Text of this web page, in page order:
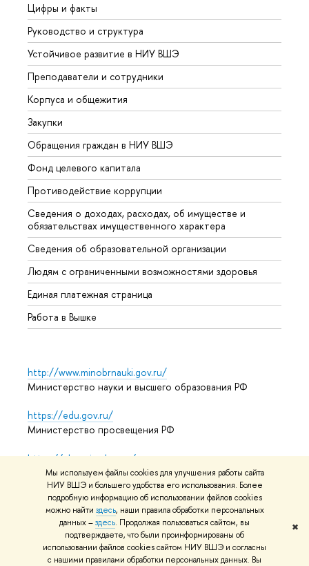
Мы используем файлы cookies для улучшения работы сайта
НИУ ВШЭ и большего удобства его использования. Более
подробную информацию об использовании файлов cookies
можно найти здесь, наши правила обработки персональных
данных –здесь. Продолжая пользоваться сайтом, вы
подтверждаете, что были проинформированы об
использовании файлов cookies сайтом НИУ ВШЭ и согласны
с нашими правилами обработки персональных данных. Вы
✖
Цифры и факты
Руководство и структура
Устойчивое развитие в НИУ ВШЭ
Преподаватели и сотрудники
Корпуса и общежития
Закупки
Обращения граждан в НИУ ВШЭ
Фонд целевого капитала
Противодействие коррупции
Сведения о доходах, расходах, об имуществе и
обязательствах имущественного характера
Сведения об образовательной организации
Людям с ограниченными возможностями здоровья
Единая платежная страница
Работа в Вышке
http://www.minobrnauki.gov.ru/
Министерство науки и высшего образования РФ
https://edu.gov.ru/
Министерство просвещения РФ
https://elearning.hse.ru/mooc
Массовые открытые онлайн-курсы
© НИУ ВШЭ 1993–2026 Адреса и контактыУсловия
использования материаловПолитика конфиденциальности
Карта сайта